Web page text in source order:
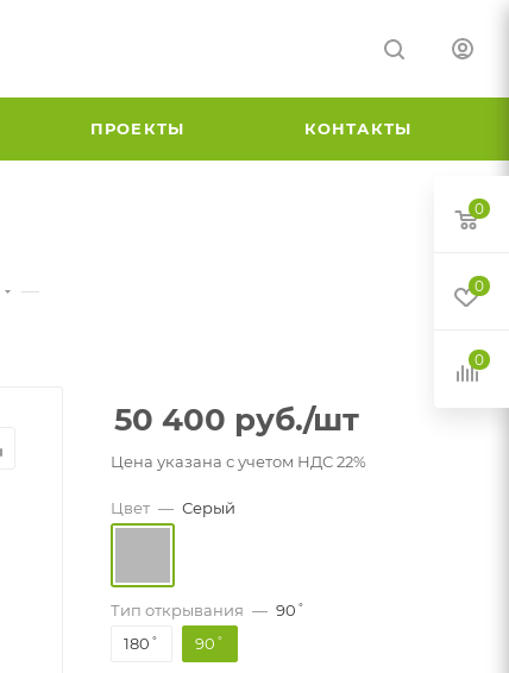
ПРОЕКТЫ КОНТАКТЫ
—
50 400 руб./шт
Цена указана с учетом НДС 22%
Цвет — Серый
Тип открывания — 90˚
180˚
90˚
0
0
0